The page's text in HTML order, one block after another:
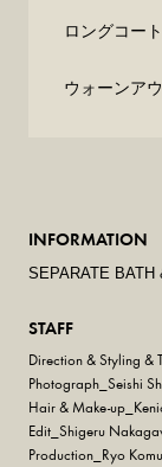
ロングコー
ウォーンア
INFORMATION
SEPARATE
STAFF
Direction & Styling &
Photograph_Seishi
Hair & Make-
Edit_Shigeru
Production_Ryo